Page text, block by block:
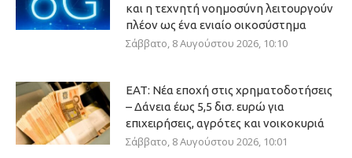
και η τεχνητή νοημοσύνη λειτουργούν
πλέον ως ένα ενιαίο οικοσύστημα
Σάββατο, 8 Αυγούστου 2026, 10:10
ΕΑΤ: Νέα εποχή στις χρηματοδοτήσεις
– Δάνεια έως 5,5 δισ. ευρώ για
επιχειρήσεις, αγρότες και νοικοκυριά
Σάββατο, 8 Αυγούστου 2026, 10:01